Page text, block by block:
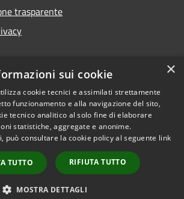
trasparente
di accessibilità 2025
Copyright © 2026 • Comune di
Osio Sotto • Powered by
Municipium•
Accesso
redazione
×
sui cookie
cookie tecnici e assimilati strettamente
funzionamento e alla navigazione del sito,
tecnico analitico al solo fine di elaborare
statistiche, aggregate e anonime.
può consultare la cookie policy al seguente link
TUTTO RIFIUTA TUTTO
MOSTRA DETTAGLI